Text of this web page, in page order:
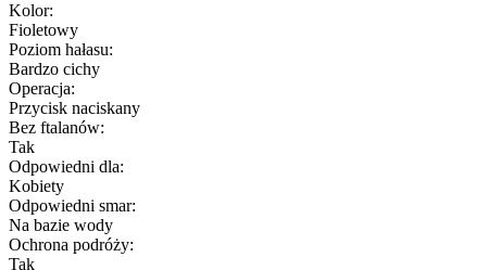
Kolor:
Fioletowy
Poziom hałasu:
Bardzo cichy
Operacja:
Przycisk naciskany
Bez ftalanów:
Tak
Odpowiedni dla:
Kobiety
Odpowiedni smar:
Na bazie wody
Ochrona podróży:
Tak